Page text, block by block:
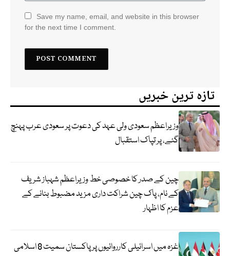
Save my name, email, and website in this browser
for the next time I comment.
تازہ ترین خبریں
وزیراعظم سعودی ولی عہد کی دعوت پر سعودی عرب پہنچ
گئے، پر تپاک استقبال
چین کے صدر کا خصوصی خط وزیراعظم شہباز شریف
کے نام، پاک چین شراکت داری مزید مضبوط بنانے کے
عزم کا اظہار
غزہ میں اسرائیلی کارروائیوں پر پاکستان سمیت 8 اسلامی